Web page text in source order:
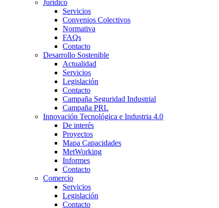
Jurídico
Servicios
Convenios Colectivos
Normativa
FAQs
Contacto
Desarrollo Sostenible
Actualidad
Servicios
Legislación
Contacto
Campaña Seguridad Industrial
Campaña PRL
Innovación Tecnológica e Industria 4.0
De interés
Proyectos
Mapa Capacidades
MetWorking
Informes
Contacto
Comercio
Servicios
Legislación
Contacto